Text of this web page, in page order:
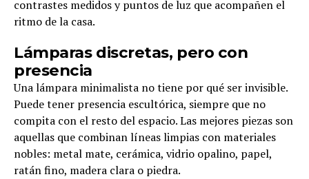
contrastes medidos y puntos de luz que acompañen el
ritmo de la casa.
Lámparas discretas, pero con
presencia
Una lámpara minimalista no tiene por qué ser invisible.
Puede tener presencia escultórica, siempre que no
compita con el resto del espacio. Las mejores piezas son
aquellas que combinan líneas limpias con materiales
nobles: metal mate, cerámica, vidrio opalino, papel,
ratán fino, madera clara o piedra.